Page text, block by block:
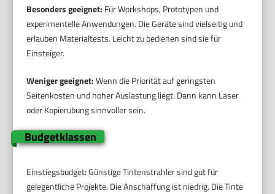
Besonders geeignet: Für Workshops, Prototypen und
experimentelle Anwendungen. Die Geräte sind vielseitig und
erlauben Materialtests. Leicht zu bedienen sind sie für
Einsteiger.
Weniger geeignet:Wenn die Priorität auf geringsten
Seitenkosten und hoher Auslastung liegt. Dann kann Laser
oder Kopierubung sinnvoller sein.
Budgetklassen
Einstiegsbudget: Günstige Tintenstrahler sind gut für
gelegentliche Projekte. Die Anschaffung ist niedrig. Die Tinte